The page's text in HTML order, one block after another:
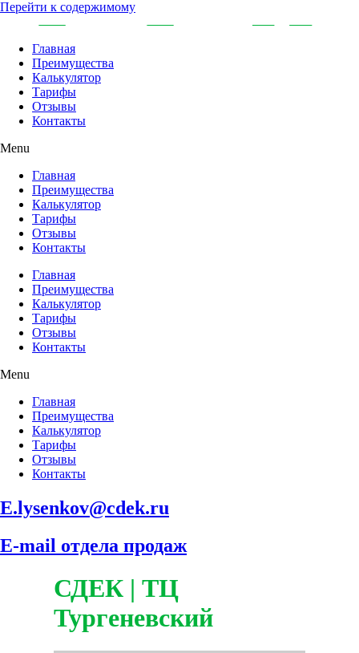
Перейти к содержимому
Главная
Преимущества
Калькулятор
Тарифы
Отзывы
Контакты
Menu
Главная
Преимущества
Калькулятор
Тарифы
Отзывы
Контакты
Главная
Преимущества
Калькулятор
Тарифы
Отзывы
Контакты
Menu
Главная
Преимущества
Калькулятор
Тарифы
Отзывы
Контакты
E.lysenkov@cdek.ru
E-mail отдела продаж
СДЕК | ТЦ
Тургеневский